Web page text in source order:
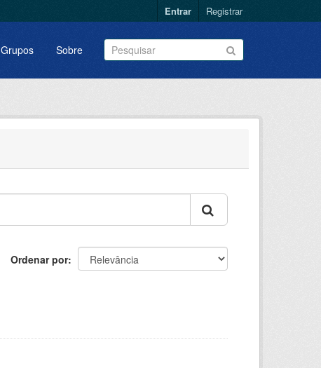
Entrar Registrar
Grupos Sobre
Ordenar por